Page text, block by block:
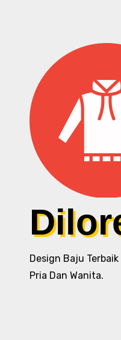
Design Baju
Pria Dan Wanita.